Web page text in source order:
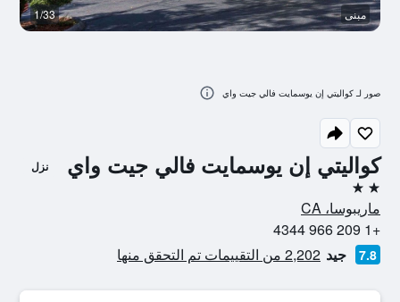
كواليتي إن يوسمايت فالي جيت واي نزل
2 نجمتين
ماريبوسا، CA
+1 209 966 4344
7.8 جيد 2,202 من التقييمات تم التحقق منها
مبنى 1/33
صور لـ كواليتي إن يوسمايت فالي جيت واي